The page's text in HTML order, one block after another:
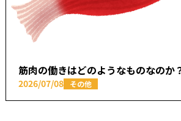
2026/07/08 その他